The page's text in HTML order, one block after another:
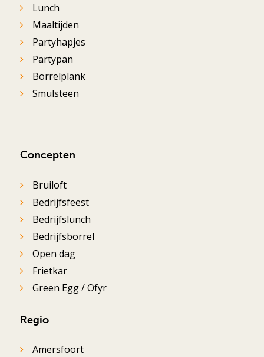
Lunch
Maaltijden
Partyhapjes
Partypan
Borrelplank
Smulsteen
Concepten
Bruiloft
Bedrijfsfeest
Bedrijfslunch
Bedrijfsborrel
Open dag
Frietkar
Green Egg / Ofyr
Regio
Amersfoort